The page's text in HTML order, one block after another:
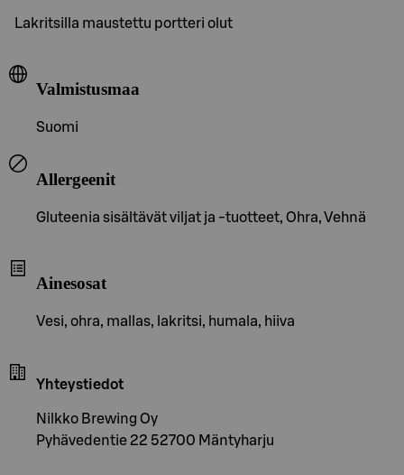
Lakritsilla maustettu portteri olut
Valmistusmaa
Suomi
Allergeenit
Gluteenia sisältävät viljat ja -tuotteet, Ohra, Vehnä
Ainesosat
Vesi, ohra, mallas, lakritsi, humala, hiiva
Yhteystiedot
Nilkko Brewing Oy
Pyhävedentie 22 52700 Mäntyharju